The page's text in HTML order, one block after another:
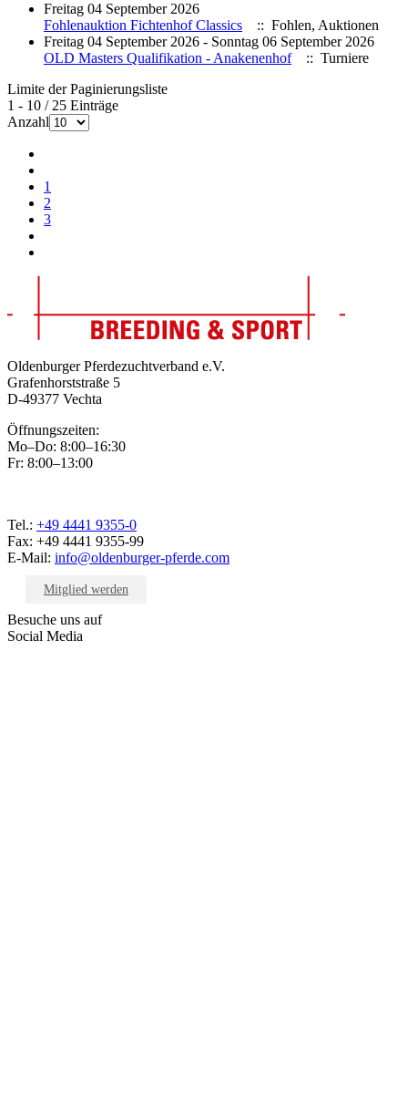
Freitag 04 September 2026
Fohlenauktion Fichtenhof Classics
:: Fohlen, Auktionen
Freitag 04 September 2026 - Sonntag 06 September 2026
OLD Masters Qualifikation - Anakenenhof
:: Turniere
Limite der Paginierungsliste
1 - 10 / 25 Einträge
Anzahl
1
2
3
Oldenburger Pferdezuchtverband e.V.
Grafenhorststraße 5
D-49377 Vechta
Öffnungszeiten:
Mo–Do: 8:00–16:30
Fr: 8:00–13:00
Tel.: +49 4441 9355-0
Fax: +49 4441 9355-99
E-Mail: info@oldenburger-pferde.com
Mitglied werden
Besuche uns auf
Social Media